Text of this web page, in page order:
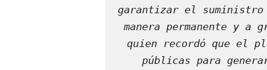
garantizar el suministro
manera permanente y a
quien recordó que el
públicas para